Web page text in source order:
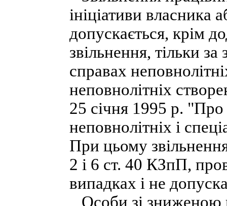
ініціативи
допускається, крім
звільнення, тільки
справах
неповнолітніх
25 січня 1995 р.
неповнолітніх і
При цьому
2 і 6 ст. 40 КЗпП,
випадках і не
Особи зі зниженою